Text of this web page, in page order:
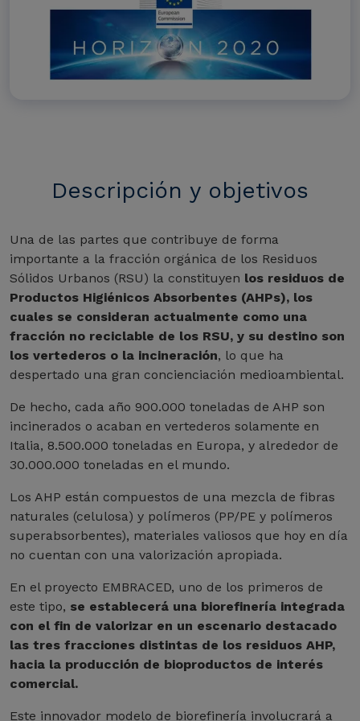
Descripción y objetivos
Una de las partes que contribuye de forma
importante a la fracción orgánica de los Residuos
Sólidos Urbanos (RSU) la constituyen los residuos de
Productos Higiénicos Absorbentes (AHPs), los
cuales se consideran actualmente como una
fracción no reciclable de los RSU, y su destino son
los vertederos o la incineración, lo que ha
despertado una gran concienciación medioambiental.
De hecho, cada año 900.000 toneladas de AHP son
incinerados o acaban en vertederos solamente en
Italia, 8.500.000 toneladas en Europa, y alrededor de
30.000.000 toneladas en el mundo.
Los AHP están compuestos de una mezcla de fibras
naturales (celulosa) y polímeros (PP/PE y polímeros
superabsorbentes), materiales valiosos que hoy en día
no cuentan con una valorización apropiada.
En el proyecto EMBRACED, uno de los primeros de
este tipo, se establecerá una biorefinería integrada
con el fin de valorizar en un escenario destacado
las tres fracciones distintas de los residuos AHP,
hacia la producción de bioproductos de interés
comercial.
Este innovador modelo de biorefinería involucrará a